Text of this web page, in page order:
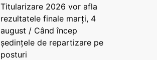
Titularizare 2026 vor afla
rezultatele finale marți, 4
august / Când încep
ședințele de repartizare pe
posturi